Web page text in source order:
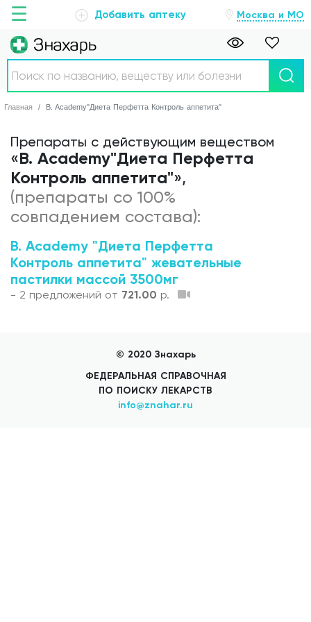
Главная
Болезни
Новости
Препараты
О проекте
Обратная связь
☰ Добавить аптеку Москва и МО
Главная B. Academy"Диета Перфетта Контроль аппетита"
Препараты c действующим веществом
«B. Academy"Диета Перфетта
Контроль аппетита"»,
(препараты со 100%
совпадением состава):
B. Academy "Диета Перфетта
Контроль аппетита" жевательные
пастилки массой 3500мг
- 2 предложений от 721.00 р.
© 2020 Знахарь
ФЕДЕРАЛЬНАЯ СПРАВОЧНАЯ
ПО ПОИСКУ ЛЕКАРСТВ
info@znahar.ru